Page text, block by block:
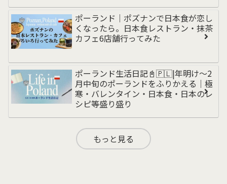
却・為替動き
ポーランド｜ポズナンで日本食が恋し
くなったら。日本食レストラン・抹茶
カフェ6店舗行ってみた
ポーランド生活日記📓🇵🇱|年明け〜2
月中旬のポーランドをふりかえる｜極
寒・バレンタイン・日本食・日本のレ
シピ等盛り盛り
もっと見る